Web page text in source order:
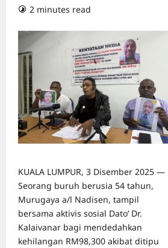
2 minutes read
KUALA LUMPUR, 3 Disember 2025 —
Seorang buruh berusia 54 tahun,
Murugaya a/l Nadisen, tampil
bersama aktivis sosial Dato’ Dr.
Kalaivanar bagi mendedahkan
kehilangan RM98,300 akibat ditipu